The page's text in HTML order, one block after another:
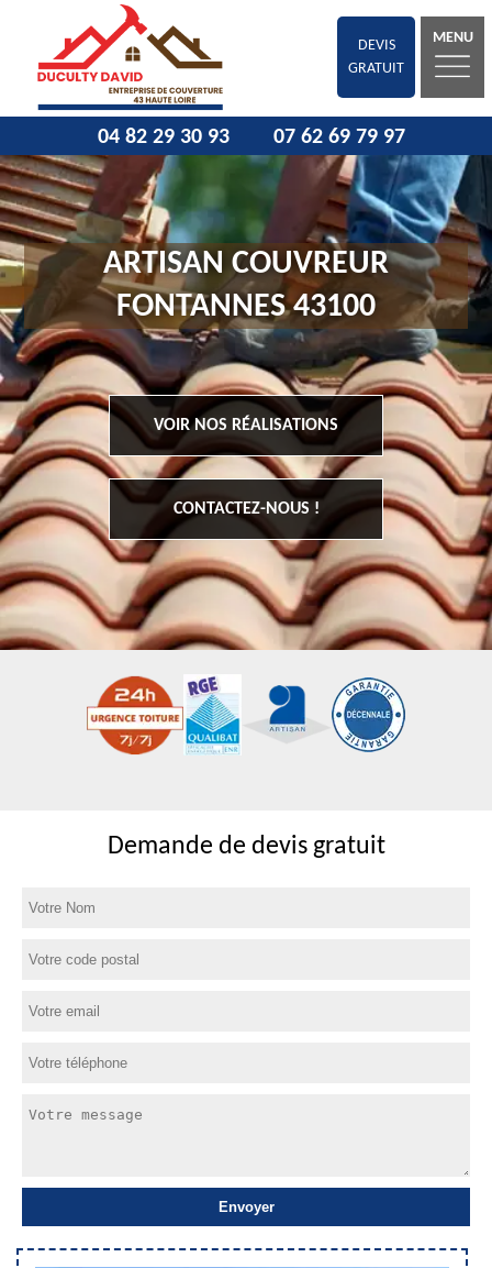
DEVIS
GRATUIT
MENU
04 82 29 30 93 07 62 69 79 97
ARTISAN COUVREUR
FONTANNES 43100
VOIR NOS RÉALISATIONS
CONTACTEZ-NOUS !
Demande de devis gratuit